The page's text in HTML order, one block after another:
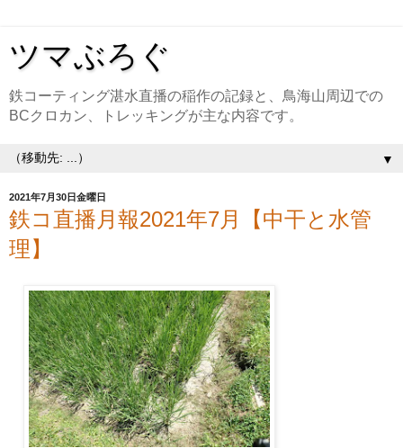
ツマぶろぐ
鉄コーティング湛水直播の稲作の記録と、鳥海山周辺での
BCクロカン、トレッキングが主な内容です。
▼
2021年7月30日金曜日
鉄コ直播月報2021年7月【中干と水管
理】